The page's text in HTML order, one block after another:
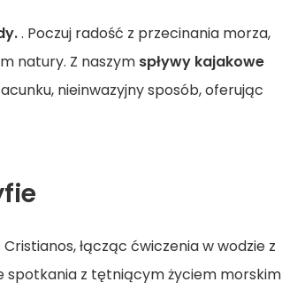
. Poczuj radość z przecinania morza,
natury. Z naszym spływy kajakowe
nieinwazyjny sposób, oferując
łącząc ćwiczenia w wodzie z
spotkania z tętniącym życiem morskim